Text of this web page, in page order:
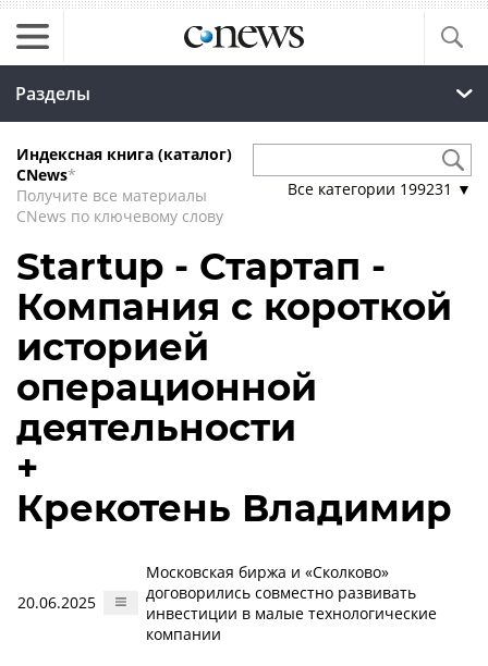
Разделы
Индексная книга (каталог)
CNews*
Получите все материалы
CNews по ключевому слову
Все категории 199231 ▼
Startup - Стартап -
Компания с короткой
историей
операционной
деятельности
+
Крекотень Владимир
20.06.2025
Московская биржа и «Сколково»
договорились совместно развивать
инвестиции в малые технологические
компании